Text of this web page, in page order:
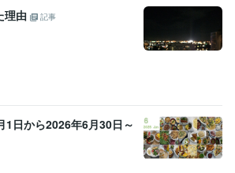
理由
記事
1日から2026年6月30日～